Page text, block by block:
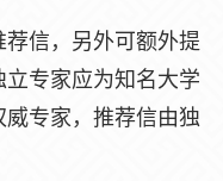
信，另外可额外提
专家应为知名大学
专家，推荐信由独